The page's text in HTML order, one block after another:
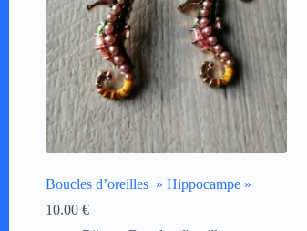
Boucles d’oreilles » Hippocampe »
10.00 €